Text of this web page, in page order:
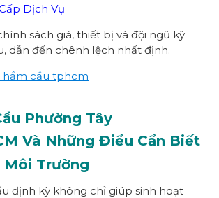
Dịch Vụ
sách giá, thiết bị và đội ngũ kỹ
dẫn đến chênh lệch nhất định.
hầm cầu tphcm
Phường Tây
Và Những Điều Cần Biết
Trường
định kỳ không chỉ giúp sinh hoạt